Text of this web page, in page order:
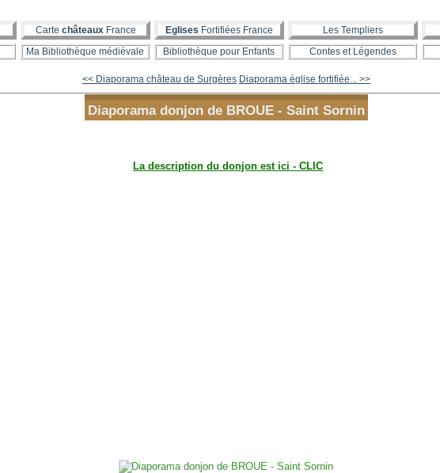
Carte châteauxFrance Eglises Fortifiées France Les Templiers
Ma Bibliothèque médiévale Bibliothèque pour Enfants Contes et Légendes
<< Diaporama château de Surgères Diaporama église fortifiée... >>
Diaporama donjon de BROUE - Saint Sornin
La description du donjon est ici - CLIC